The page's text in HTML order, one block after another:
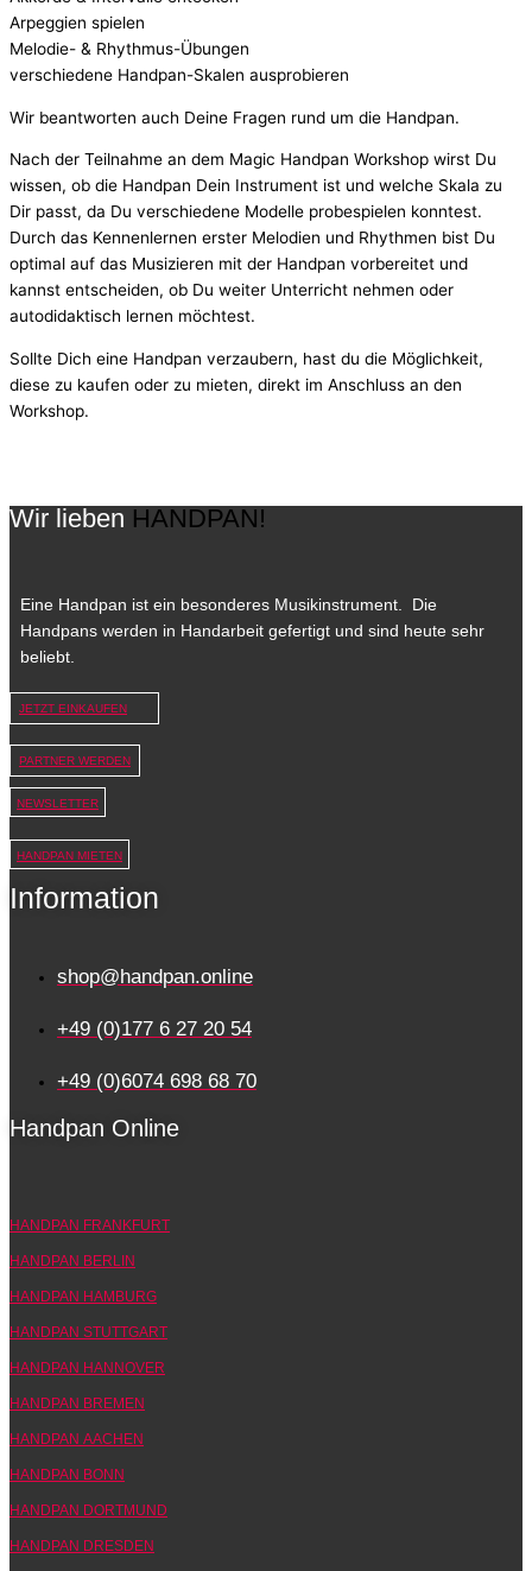
Arpeggien spielen
Melodie- & Rhythmus-Übungen
verschiedene Handpan-Skalen ausprobieren
Wir beantworten auch Deine Fragen rund um die Handpan.
Nach der Teilnahme an dem Magic Handpan Workshop wirst Du
wissen, ob die Handpan Dein Instrument ist und welche Skala zu
Dir passt, da Du verschiedene Modelle probespielen konntest.
Durch das Kennenlernen erster Melodien und Rhythmen bist Du
optimal auf das Musizieren mit der Handpan vorbereitet und
kannst entscheiden, ob Du weiter Unterricht nehmen oder
autodidaktisch lernen möchtest.
Sollte Dich eine Handpan verzaubern, hast du die Möglichkeit,
diese zu kaufen oder zu mieten, direkt im Anschluss an den
Workshop.
Wir lieben HANDPAN!
Eine Handpan ist ein besonderes Musikinstrument. Die
Handpans werden in Handarbeit gefertigt und sind heute sehr
beliebt.
JETZT EINKAUFEN
PARTNER WERDEN
NEWSLETTER
HANDPAN MIETEN
Information
shop@handpan.online
+49 (0)177 6 27 20 54
+49 (0)6074 698 68 70
Handpan Online
HANDPAN FRANKFURT
HANDPAN BERLIN
HANDPAN HAMBURG
HANDPAN STUTTGART
HANDPAN HANNOVER
HANDPAN BREMEN
HANDPAN AACHEN
HANDPAN BONN
HANDPAN DORTMUND
HANDPAN DRESDEN